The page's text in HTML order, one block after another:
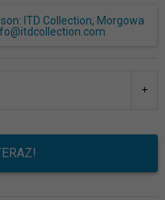
ITD Collection, Morgowa